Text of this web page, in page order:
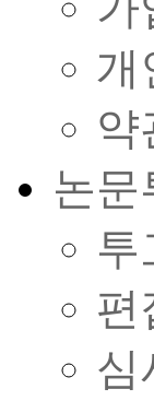
개
약
논문
투
편
심